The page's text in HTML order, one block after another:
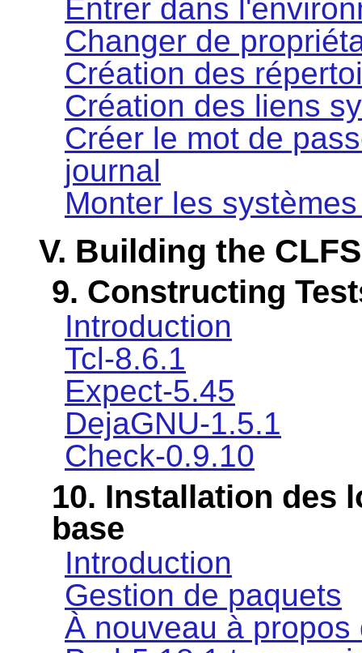
Entrer dans
Changer de
Création des
Création des liens
Créer le mot de
journal
Monter les
V. Building the
9. Constructing
Introduction
Tcl-8.6.1
Expect-5.45
DejaGNU-1.5.1
Check-0.9.10
10. Installation des
base
Introduction
Gestion de paquets
À nouveau à